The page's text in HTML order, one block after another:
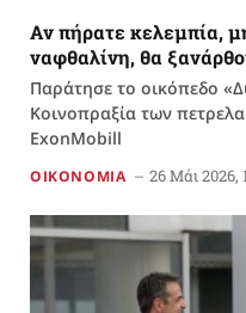
Αν πήρατε κελεμπία,
ναφθαλίνη, θα
Παράτησε το οικόπεδο
Κοινοπραξία των
ExonMobill
ΟΙΚΟΝΟΜΙΑ 26 Μάι 2026,